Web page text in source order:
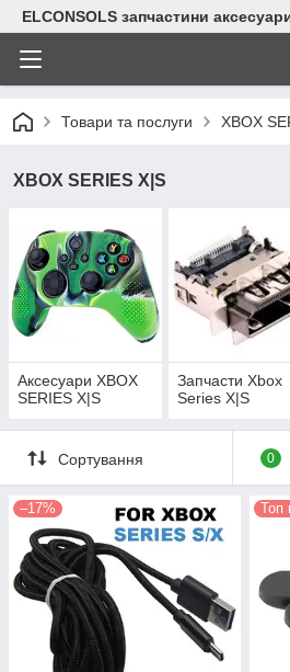
ELCONSOLS запчастини
Товари та послуги XBOX
XBOX SERIES X|S
Аксесуари XBOX
SERIES X|S
Запчасти Xbox
Series X|S
Сортування 0
–17% Топ